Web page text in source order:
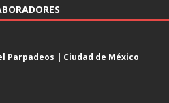
Parpadeos | Ciudad de México